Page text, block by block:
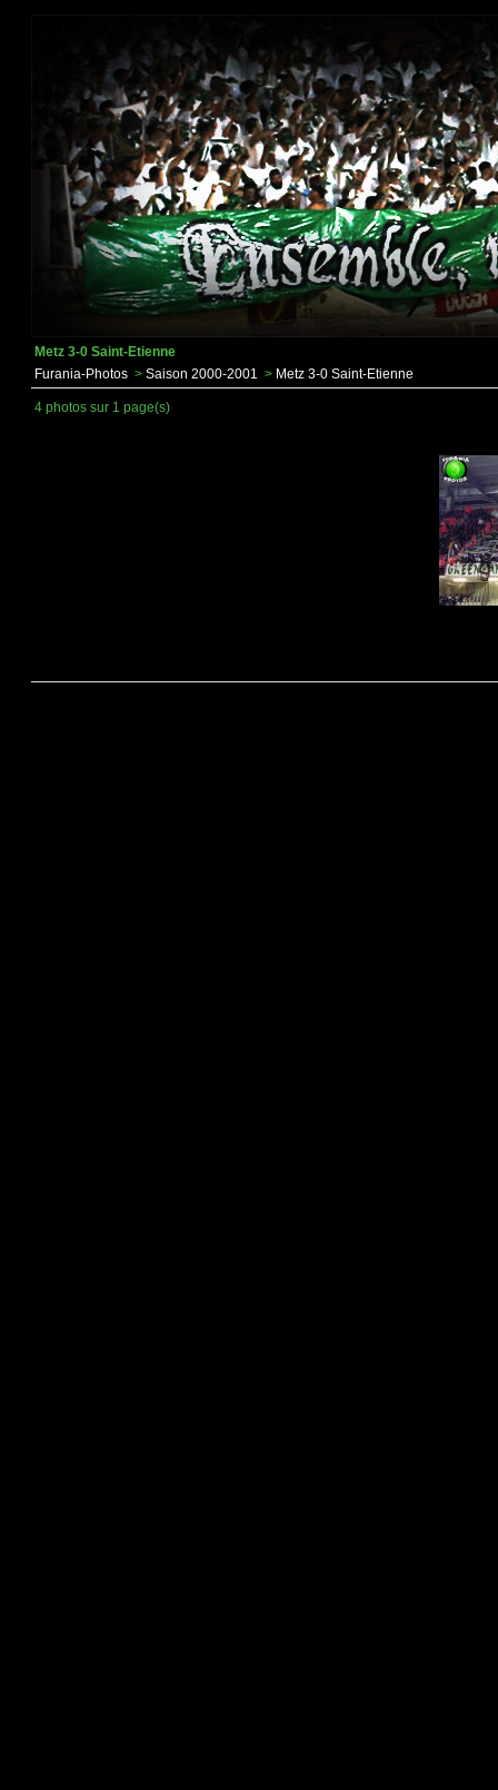
Metz 3-0 Saint-Etienne
Furania-Photos > Saison 2000-2001 > Metz 3-0 Saint-Etienne
4 photos sur 1 page(s)